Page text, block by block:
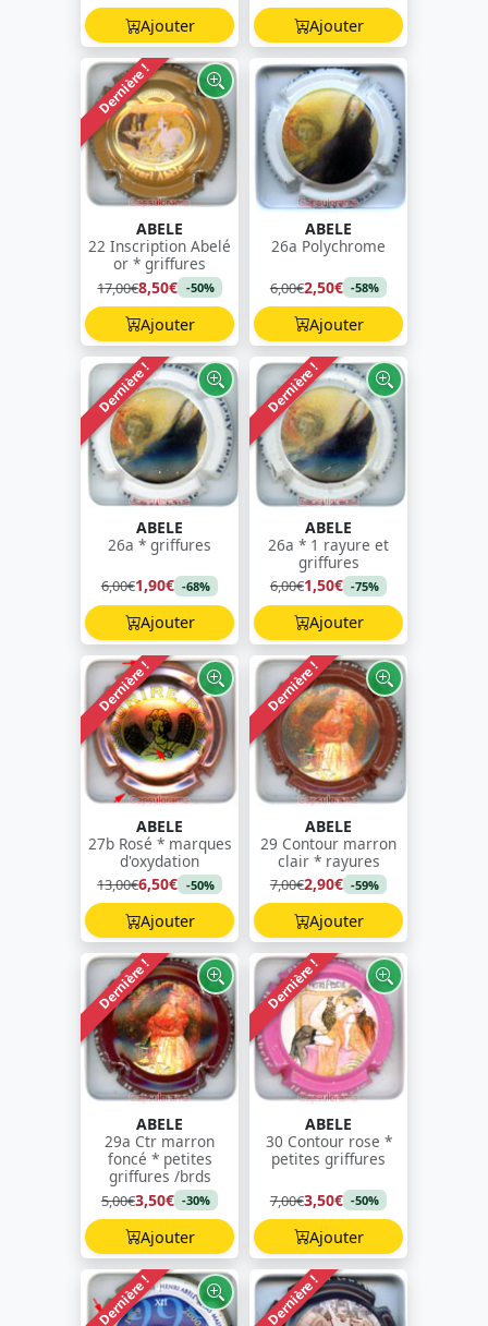
Ajouter Ajouter
Dernière !
ABELE
22 Inscription Abelé
or * griffures
17,00€8,50€ -50%
Ajouter
ABELE
26a Polychrome
6,00€2,50€ -58%
Ajouter
Dernière !
ABELE
26a * griffures
6,00€1,90€ -68%
Ajouter
Dernière !
ABELE
26a * 1 rayure et
griffures
6,00€1,50€ -75%
Ajouter
Dernière !
ABELE
27b Rosé * marques
d'oxydation
13,00€6,50€ -50%
Ajouter
Dernière !
ABELE
29 Contour marron
clair * rayures
7,00€2,90€ -59%
Ajouter
Dernière !
ABELE
29a Ctr marron
foncé * petites
griffures /brds
5,00€3,50€ -30%
Ajouter
Dernière !
ABELE
30 Contour rose *
petites griffures
7,00€3,50€ -50%
Ajouter
Dernière ! Dernière !